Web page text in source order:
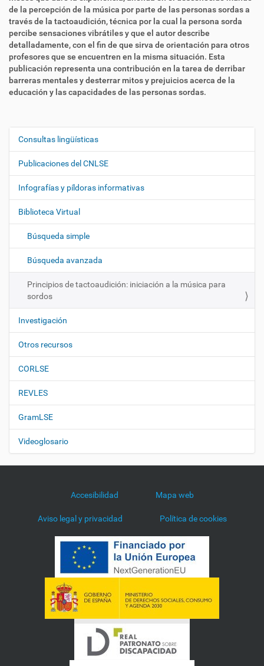
de la percepción de la música por parte de las personas sordas a
través de la tactoaudición, técnica por la cual la persona sorda
percibe sensaciones vibrátiles y que el autor describe
detalladamente, con el fin de que sirva de orientación para otros
profesores que se encuentren en la misma situación. Esta
publicación representa una contribución en la tarea de derribar
barreras mentales y desterrar mitos y prejuicios acerca de la
educación y las capacidades de las personas sordas.
N
e
g
a
i
n
Consultas lingüísticas
Publicaciones del CNLSE
Infografías y píldoras informativas
Biblioteca Virtual
Búsqueda simple
Búsqueda avanzada
Principios de tactoaudición: iniciación a la música para
sordos
Investigación
Otros recursos
CORLSE
REVLES
GramLSE
Videoglosario
Accesibilidad Mapa web
Aviso legal y privacidad Política de cookies